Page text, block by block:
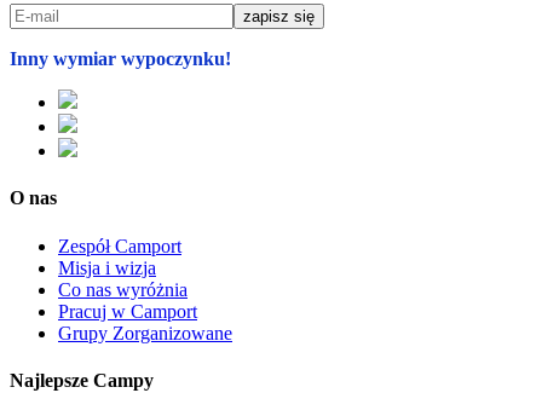
Inny wymiar wypoczynku!
O nas
Zespół Camport
Misja i wizja
Co nas wyróżnia
Pracuj w Camport
Grupy Zorganizowane
Najlepsze Campy